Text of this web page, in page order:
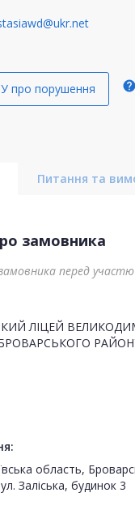
про порушення help
Питання та
замовника
перед
ЛІЦЕЙ
область,
Заліська, будинок 3